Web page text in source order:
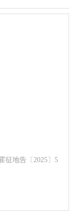
征地告〔2025〕5